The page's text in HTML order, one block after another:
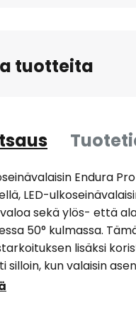
tuotteita
Endura
LED-
sekä ylös- että
50° kulmassa.
lisäksi
silloin, kun valaisin
pitkille